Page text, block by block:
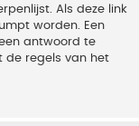
Als deze link
worden. Een
antwoord te
de regels van het